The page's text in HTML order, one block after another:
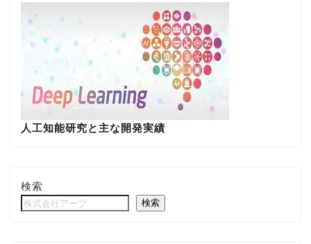
人工知能研究と主な開発実績
検索
検索